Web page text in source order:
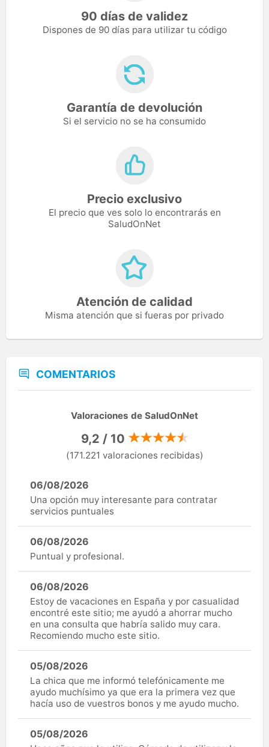
90 días de validez
Dispones de 90 días para utilizar tu código
Garantía de devolución
Si el servicio no se ha consumido
Precio exclusivo
El precio que ves solo lo encontrarás en
SaludOnNet
Atención de calidad
Misma atención que si fueras por privado
COMENTARIOS
Valoraciones de SaludOnNet
9,2 / 10
(171.221 valoraciones recibidas)
06/08/2026
Una opción muy interesante para contratar
servicios puntuales
06/08/2026
Puntual y profesional.
06/08/2026
Estoy de vacaciones en España y por casualidad
encontré este sitio; me ayudó a ahorrar mucho
en una consulta que habría salido muy cara.
Recomiendo mucho este sitio.
05/08/2026
La chica que me informó telefónicamente me
ayudo muchísimo ya que era la primera vez que
hacía uso de vuestros bonos y me ayudo mucho.
05/08/2026